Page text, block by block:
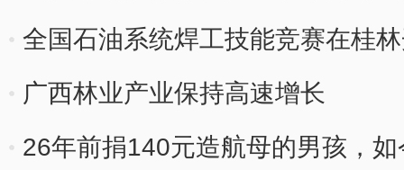
全国石油系统焊工技能竞赛在桂
广西林业产业保持高速增长
26年前捐140元造航母的男孩，